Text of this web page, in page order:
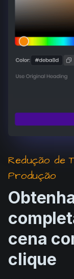
Product updates
Scheduling
Screenwriting
Script
Templates
VFX
Vertical Drama
Redução de
Produção
cena
clique